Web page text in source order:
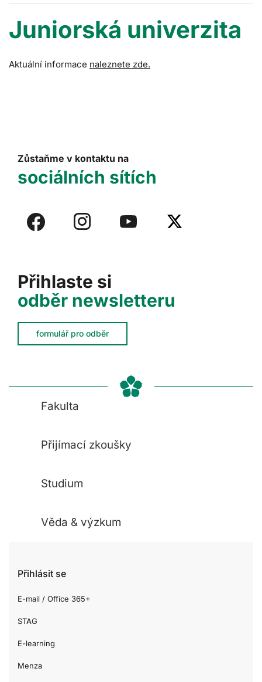
Juniorská univerzita
Aktuální informace naleznete zde.
Přihlaste si
odběr newsletteru
formulář pro odběr
Zůstaňme v kontaktu na
sociálních sítích
Fakulta
Přijímací zkoušky
Studium
Věda & výzkum
Přihlásit se
E-mail / Office 365+
STAG
E-learning
Menza